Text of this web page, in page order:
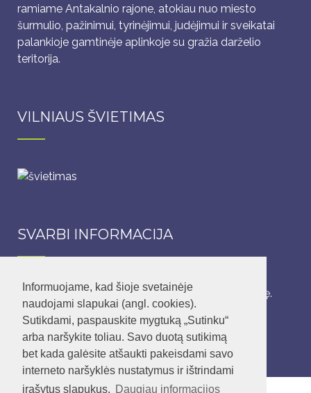
Informuojame, kad šioje svetainėje
naudojami slapukai (angl. cookies).
Sutikdami, paspauskite mygtuką „Sutinku“
arba naršykite toliau. Savo duotą sutikimą
bet kada galėsite atšaukti pakeisdami savo
interneto naršyklės nustatymus ir ištrindami
įrašytus slapukus. Daugiau informacijos
ramiame Antakalnio rajone, atokiau nuo miesto
šurmulio, pažinimui, tyrinėjimui, judėjimui ir sveikatai
palankioje gamtinėje aplinkoje su gražia darželio
teritorija.
VILNIAUS ŠVIETIMAS
SVARBI INFORMACIJA
Lopšelis-darželis dirba 5 darbo dienas per savaitę.
Įstaigos darbo laikas: nuo 6.45 – 18.45 val.